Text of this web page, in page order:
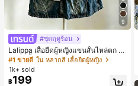
9
#ชุดฤดูร้อน
Lalippa เสื้อยืดผู้หญิงแขนสั้นไหล่ตก ค
อวีปกเสื้อ ลายพิมพ์ดิจิทัลลายทาง สไตล์
สปอร์ตแฟชั่นมินิมอล ของขวัญสำหรับเ
พื่อน
#1 ขายดี ใน หลากสี เสื้อยืดผู้หญิง
1k+ sold
฿199